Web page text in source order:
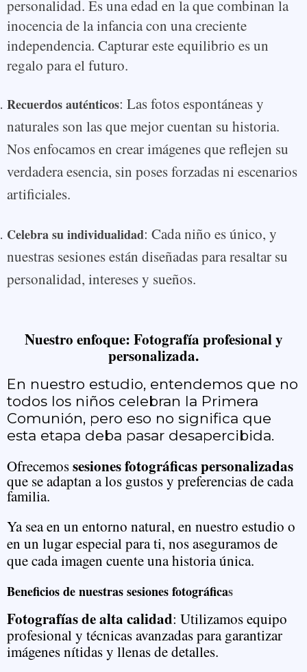
personalidad. Es una edad en la que combinan la
inocencia de la infancia con una creciente
independencia. Capturar este equilibrio es un
regalo para el futuro.
Recuerdos auténticos: Las fotos espontáneas y
naturales son las que mejor cuentan su historia.
Nos enfocamos en crear imágenes que reflejen su
verdadera esencia, sin poses forzadas ni escenarios
artificiales.
Celebra su individualidad: Cada niño es único, y
nuestras sesiones están diseñadas para resaltar su
personalidad, intereses y sueños.
Nuestro enfoque: Fotografía profesional y
personalizada.
En nuestro estudio, entendemos que no
todos los niños celebran la Primera
Comunión, pero eso no significa que
esta etapa deba pasar desapercibida.
Ofrecemossesiones fotográficas personalizadas
que se adaptan a los gustos y preferencias de cada
familia.
Ya sea en un entorno natural, en nuestro estudio o
en un lugar especial para ti, nos aseguramos de
que cada imagen cuente una historia única.
Beneficios de nuestras sesiones fotográficas
Fotografías de alta calidad: Utilizamos equipo
profesional y técnicas avanzadas para garantizar
imágenes nítidas y llenas de detalles.